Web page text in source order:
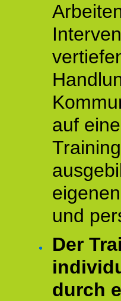
auf
und
Der
durch